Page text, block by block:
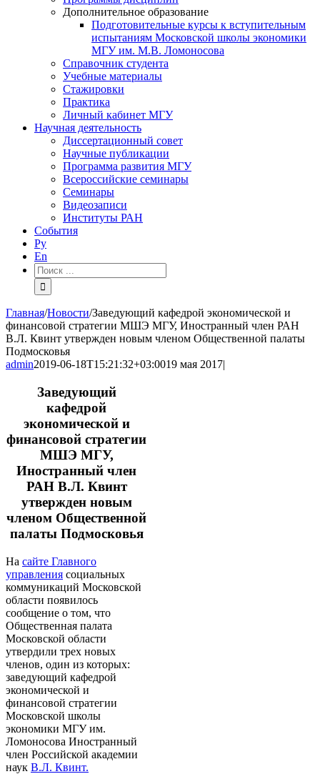
Дополнительное образование
Подготовительные курсы к вступительным
испытаниям Московской школы экономики
МГУ им. М.В. Ломоносова
Справочник студента
Учебные материалы
Стажировки
Практика
Личный кабинет МГУ
Научная деятельность
Диссертационный совет
Научные публикации
Программа развития МГУ
Всероссийские семинары
Семинары
Видеозаписи
Институты РАН
События
Ру
En
Результат
поиска:
Главная/Новости/Заведующий кафедрой экономической и
финансовой стратегии МШЭ МГУ, Иностранный член РАН
В.Л. Квинт утвержден новым членом Общественной палаты
Подмосковья
admin2019-06-18T15:21:32+03:0019 мая 2017|
Заведующий
кафедрой
экономической и
финансовой стратегии
МШЭ МГУ,
Иностранный член
РАН В.Л. Квинт
утвержден новым
членом Общественной
палаты Подмосковья
На сайте Главного
управления социальных
коммуникаций Московской
области появилось
сообщение о том, что
Общественная палата
Московской области
утвердили трех новых
членов, один из которых:
заведующий кафедрой
экономической и
финансовой стратегии
Московской школы
экономики МГУ им.
Ломоносова Иностранный
член Российской академии
наук В.Л. Квинт.